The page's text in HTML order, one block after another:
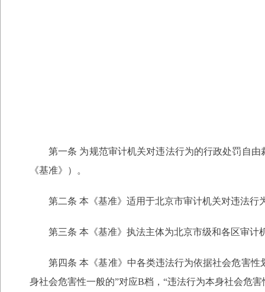
第一条 为规范审计机关对违法行为的行政处罚自
《基准》）。
第二条 本《基准》适用于北京市审计机关对违法行
第三条 本《基准》执法主体为北京市级和各区审计
第四条 本《基准》中各类违法行为依据社会危害
身社会危害性一般的”对应B档，“违法行为本身社会危